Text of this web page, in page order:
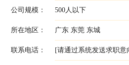
公司规模： 500人以下
所在地区： 广东 东莞 东城
联系电话： [请通过系统发送求职意